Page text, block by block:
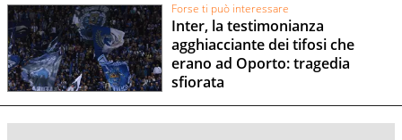
Forse ti può interessare
Inter, la testimonianza
agghiacciante dei tifosi che
erano ad Oporto: tragedia
sfiorata